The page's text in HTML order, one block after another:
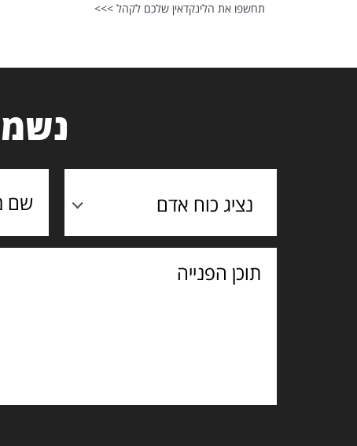
תחשפו את הלינקדאין שלכם לקהל >>>
נציג כוח אדם
תוכן